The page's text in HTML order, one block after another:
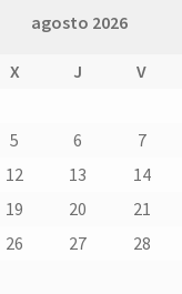
agosto 2026
X J V
5 6 7
12 13 14
19 20 21
26 27 28